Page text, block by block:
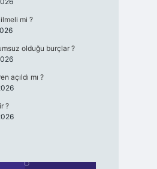
mi ?
olduğu burçlar ?
açıldı mı ?
?